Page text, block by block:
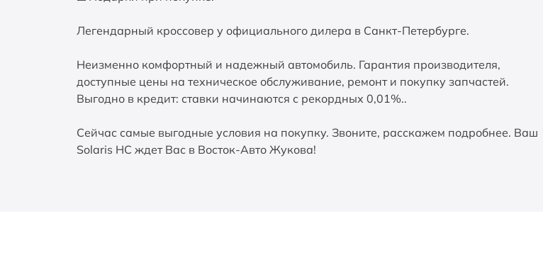
Легендарный кроссовер у официального дилера в Санкт-Петербурге.
Неизменно комфортный и надежный автомобиль. Гарантия производителя,
доступные цены на техническое обслуживание, ремонт и покупку запчастей.
Выгодно в кредит: ставки начинаются с рекордных 0,01%..
Сейчас самые выгодные условия на покупку. Звоните, расскажем подробнее. Ваш
Solaris HC ждет Вас в Восток-Авто Жукова!